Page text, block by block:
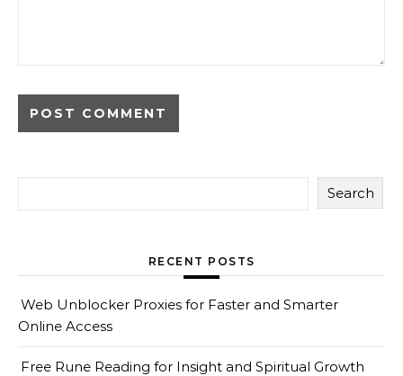
Search
RECENT POSTS
Web Unblocker Proxies for Faster and Smarter
Online Access
Free Rune Reading for Insight and Spiritual Growth